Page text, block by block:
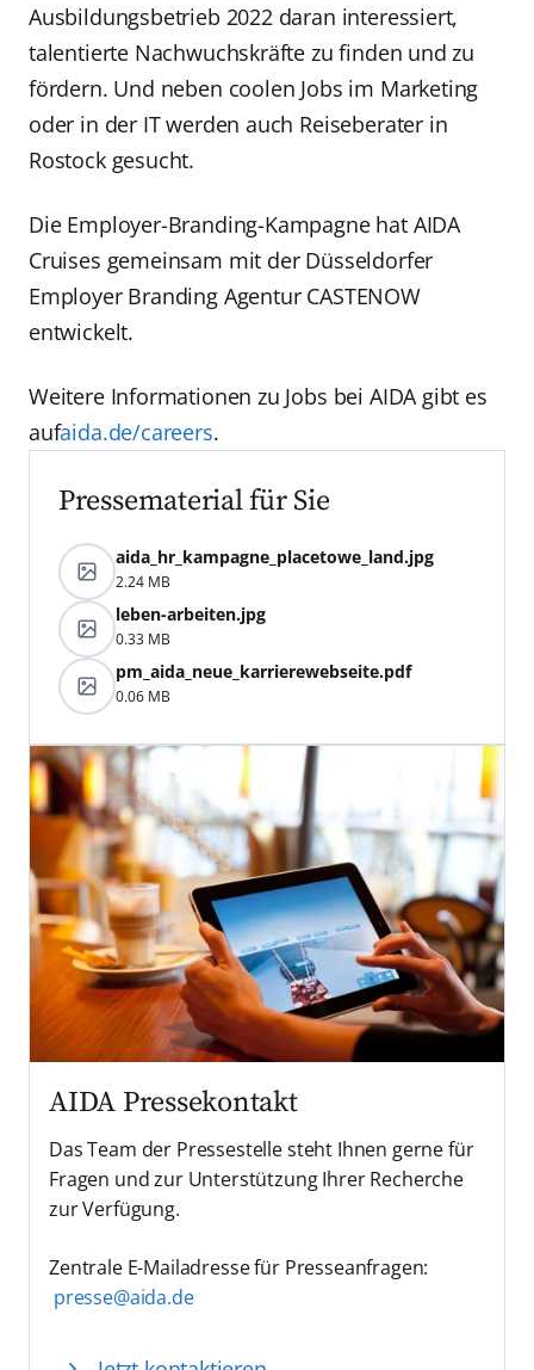
Ausbildungsbetrieb 2022 daran interessiert,
talentierte Nachwuchskräfte zu finden und zu
fördern. Und neben coolen Jobs im Marketing
oder in der IT werden auch Reiseberater in
Rostock gesucht.
Die Employer-Branding-Kampagne hat AIDA
Cruises gemeinsam mit der Düsseldorfer
Employer Branding Agentur CASTENOW
entwickelt.
Weitere Informationen zu Jobs bei AIDA gibt es
aufaida.de/careers.
Pressematerial für Sie
aida_hr_kampagne_placetowe_land.jpg
2.24 MB
leben-arbeiten.jpg
0.33 MB
pm_aida_neue_karrierewebseite.pdf
0.06 MB
AIDA Pressekontakt
Das Team der Pressestelle steht Ihnen gerne für
Fragen und zur Unterstützung Ihrer Recherche
zur Verfügung.
Zentrale E-Mailadresse für Presseanfragen:
presse@aida.de